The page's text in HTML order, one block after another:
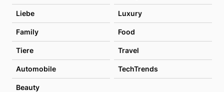
Liebe Luxury
Family Food
Tiere Travel
Automobile TechTrends
Beauty